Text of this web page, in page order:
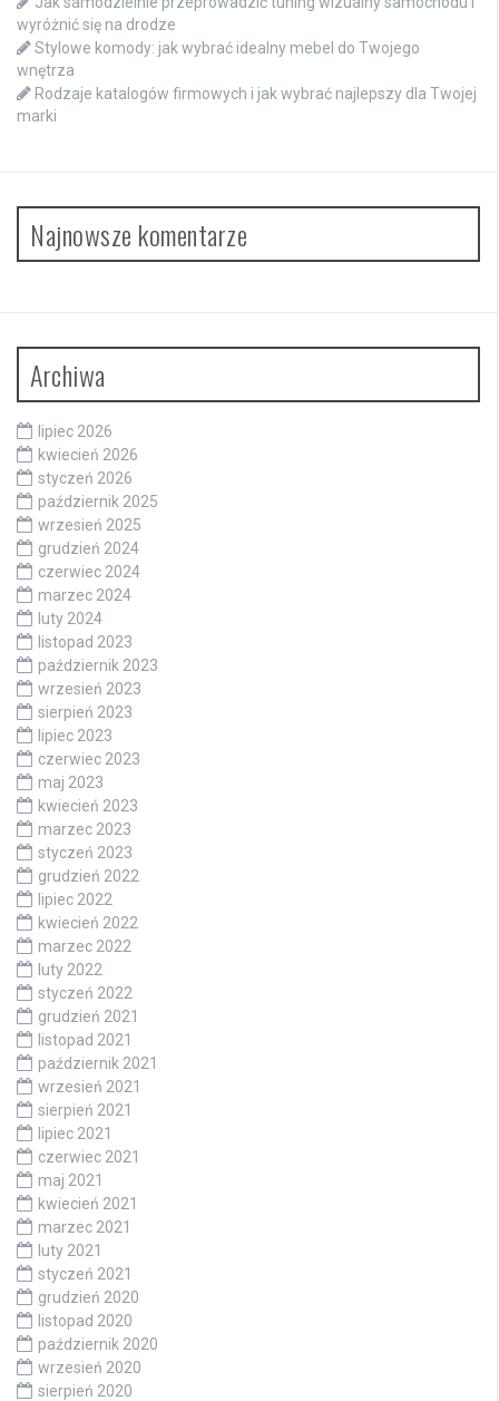
wyróżnić się na drodze
Stylowe komody: jak wybrać idealny mebel do Twojego
wnętrza
Rodzaje katalogów firmowych i jak wybrać najlepszy dla Twojej
marki
Najnowsze komentarze
Archiwa
lipiec 2026
kwiecień 2026
styczeń 2026
październik 2025
wrzesień 2025
grudzień 2024
czerwiec 2024
marzec 2024
luty 2024
listopad 2023
październik 2023
wrzesień 2023
sierpień 2023
lipiec 2023
czerwiec 2023
maj 2023
kwiecień 2023
marzec 2023
styczeń 2023
grudzień 2022
lipiec 2022
kwiecień 2022
marzec 2022
luty 2022
styczeń 2022
grudzień 2021
listopad 2021
październik 2021
wrzesień 2021
sierpień 2021
lipiec 2021
czerwiec 2021
maj 2021
kwiecień 2021
marzec 2021
luty 2021
styczeń 2021
grudzień 2020
listopad 2020
październik 2020
wrzesień 2020
sierpień 2020